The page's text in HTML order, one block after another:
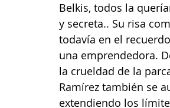
Belkis, todos la
y secreta.. Su risa
todavía en el
una emprendedora.
la crueldad de la
Ramírez también se
extendiendo los